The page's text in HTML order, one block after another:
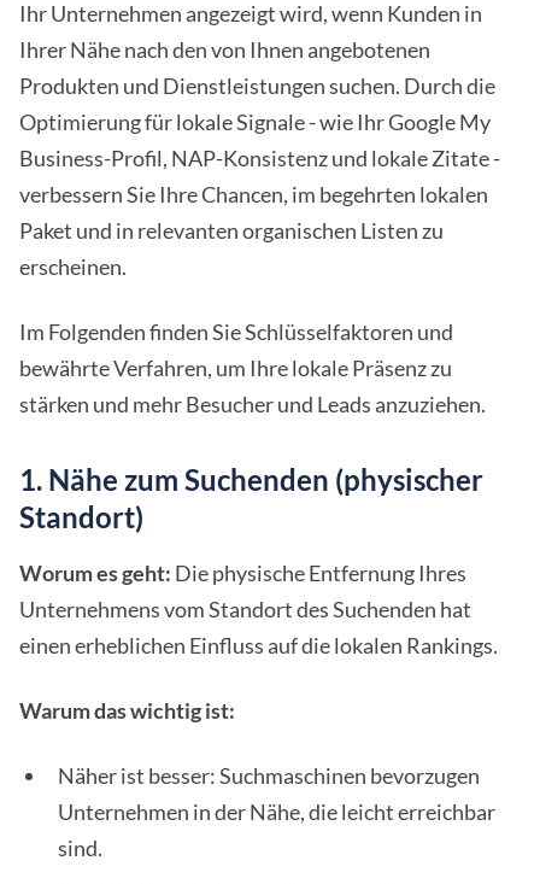
Ihr Unternehmen angezeigt wird, wenn Kunden in
Ihrer Nähe nach den von Ihnen angebotenen
Produkten und Dienstleistungen suchen. Durch die
Optimierung für lokale Signale - wie Ihr Google My
Business-Profil, NAP-Konsistenz und lokale Zitate -
verbessern Sie Ihre Chancen, im begehrten lokalen
Paket und in relevanten organischen Listen zu
erscheinen.
Im Folgenden finden Sie Schlüsselfaktoren und
bewährte Verfahren, um Ihre lokale Präsenz zu
stärken und mehr Besucher und Leads anzuziehen.
1. Nähe zum Suchenden (physischer
Standort)
Worum es geht: Die physische Entfernung Ihres
Unternehmens vom Standort des Suchenden hat
einen erheblichen Einfluss auf die lokalen Rankings.
Warum das wichtig ist:
Näher ist besser: Suchmaschinen bevorzugen
Unternehmen in der Nähe, die leicht erreichbar
sind.